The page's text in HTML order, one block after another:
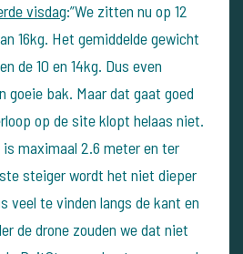
visdag:”We zitten nu op 12
16kg. Het gemiddelde gewicht
de 10 en 14kg. Dus even
goeie bak. Maar dat gaat goed
op de site klopt helaas niet.
maximaal 2.6 meter en ter
steiger wordt het niet dieper
veel te vinden langs de kant en
de drone zouden we dat niet